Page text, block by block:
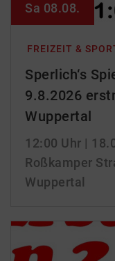
FREIZEIT &
Sperlich‘s
9.8.2026
Wuppertal
12:00 Uhr |
Roßkamper
Wuppertal
Sa 08.08.